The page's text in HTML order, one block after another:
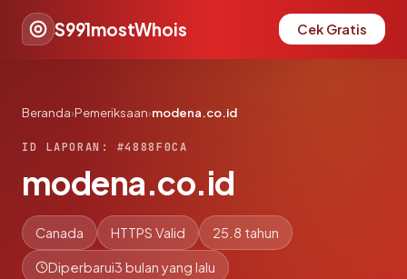
S991mostWhois Cek Gratis
Beranda›Pemeriksaan›modena.co.id
ID LAPORAN: #4888F0CA
modena.co.id
Canada HTTPS Valid 25.8 tahun
Diperbarui3 bulan yang lalu